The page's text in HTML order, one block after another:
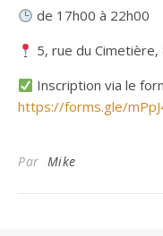
de 17h00 à 22h00
5, rue du
Inscription via le
https://forms.gle/
Par Mike